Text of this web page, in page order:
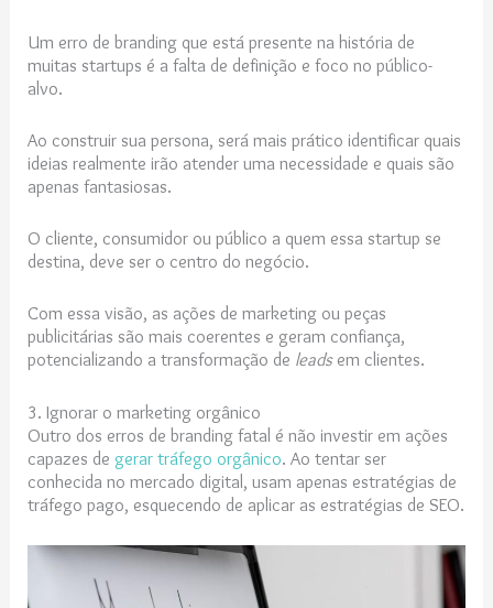
Um erro de branding que está presente na história de
muitas startups é a falta de definição e foco no público-
alvo.
Ao construir sua persona, será mais prático identificar quais
ideias realmente irão atender uma necessidade e quais são
apenas fantasiosas.
O cliente, consumidor ou público a quem essa startup se
destina, deve ser o centro do negócio.
Com essa visão, as ações de marketing ou peças
publicitárias são mais coerentes e geram confiança,
potencializando a transformação de leads em clientes.
3. Ignorar o marketing orgânico
Outro dos erros de branding fatal é não investir em ações
capazes de gerar tráfego orgânico. Ao tentar ser
conhecida no mercado digital, usam apenas estratégias de
tráfego pago, esquecendo de aplicar as estratégias de SEO.